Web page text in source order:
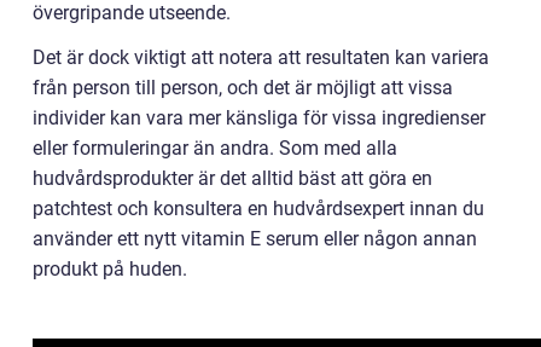
övergripande utseende.
Det är dock viktigt att notera att resultaten kan variera
från person till person, och det är möjligt att vissa
individer kan vara mer känsliga för vissa ingredienser
eller formuleringar än andra. Som med alla
hudvårdsprodukter är det alltid bäst att göra en
patchtest och konsultera en hudvårdsexpert innan du
använder ett nytt vitamin E serum eller någon annan
produkt på huden.